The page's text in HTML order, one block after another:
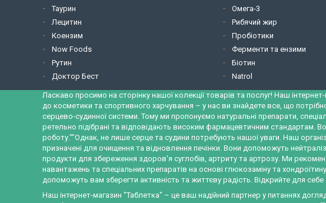
Таурин
Лецитин
Коензим
Now Foods
Рутин
Доктор Бест
Омега-3
Рибячий жир
Пробіотики
Ферменти та ензими
Біотин
Natrol
Ласкаво просимо на сторінку нашої колекції товарів та послуг! Наш
до косметики та спортивного харчування – у нас ви знайдете все, що
серцево-судинної системи. Тому ми пропонуємо натуральні препарати,
ретельно підібрані та відповідають високим фармацевтичним стандартам.
роботу.""Однак, не лише серце та судини потребують нашої уваги. Наш
призначені для очищення та відновлення печінки. Вони допоможуть
продукти для збереження здоров'я суглобів, артриту та артрозу. Ми
навантажень та спеціальних препаратів на основі глюкозаміну та
допоможуть вам зберегти активність та життєву радість. Відкрийте для
Наш інтернет-магазин "Таблетка" – це ваш надійний партнер у питаннях